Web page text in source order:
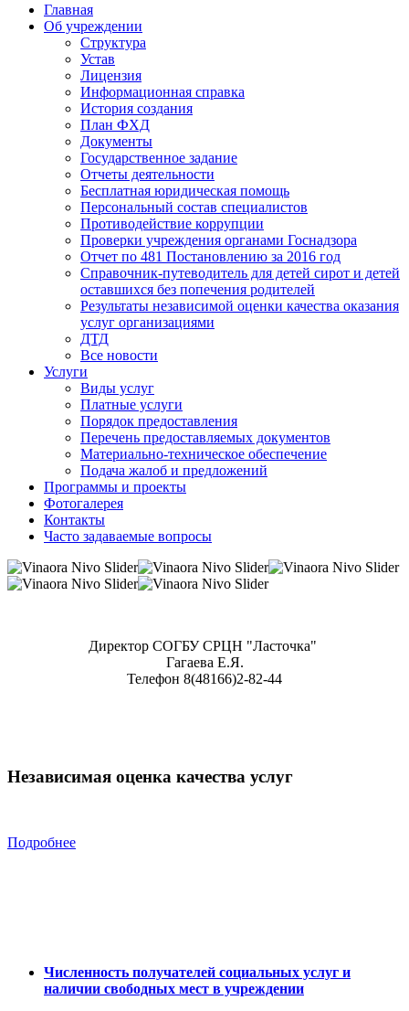
Главная
Об учреждении
Структура
Устав
Лицензия
Информационная справка
История создания
План ФХД
Документы
Государственное задание
Отчеты деятельности
Бесплатная юридическая помощь
Персональный состав специалистов
Противодействие коррупции
Проверки учреждения органами Госнадзора
Отчет по 481 Постановлению за 2016 год
Справочник-путеводитель для детей сирот и детей
оставшихся без попечения родителей
Результаты независимой оценки качества оказания
услуг организациями
ДТД
Все новости
Услуги
Виды услуг
Платные услуги
Порядок предоставления
Перечень предоставляемых документов
Материально-техническое обеспечение
Подача жалоб и предложений
Программы и проекты
Фотогалерея
Контакты
Часто задаваемые вопросы
Директор СОГБУ СРЦН "Ласточка"
Гагаева Е.Я.
Телефон 8(48166)2-82-44
Независимая оценка качества услуг
Подробнее
Численность получателей социальных услуг и
наличии свободных мест в учреждении